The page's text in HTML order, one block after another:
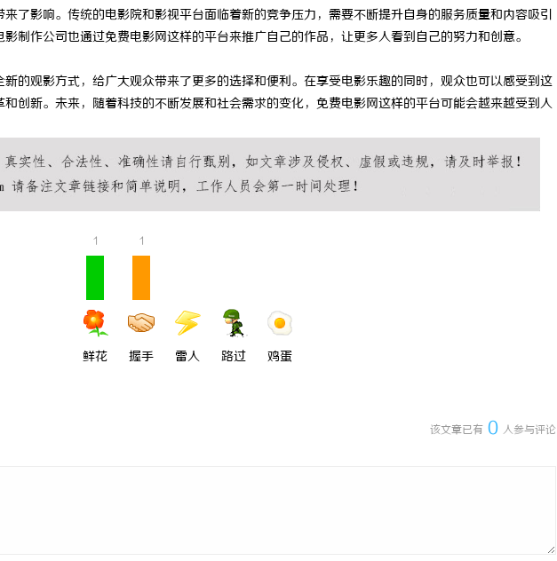
了影响。传统的电影院和影视平台面临着新的竞争压力，需要不断提升自身的服务质量和内容吸引
制作公司也通过免费电影网这样的平台来推广自己的作品，让更多人看到自己的努力和创意。
的观影方式，给广大观众带来了更多的选择和便利。在享受电影乐趣的同时，观众也可以感受到这
创新。未来，随着科技的不断发展和社会需求的变化，免费电影网这样的平台可能会越来越受到人
1
鲜花
1
握手 雷人 路过 鸡蛋
该文章已有 0 人参与评论